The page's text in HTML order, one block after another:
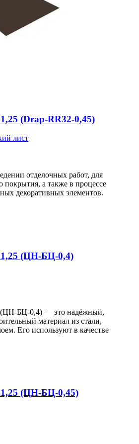
(Drap-RR32-0,45)
лист
отделочных работ, для
покрытия, а также в процессе
декоративных элементов.
(ЦН-БЦ-0,4)
(ЦН-БЦ-0,4) — это надёжный,
материал из стали,
Его используют в качестве
(ЦН-БЦ-0,45)